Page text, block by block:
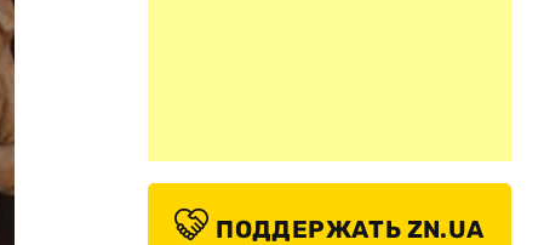
ПОДДЕРЖАТЬ ZN.UA